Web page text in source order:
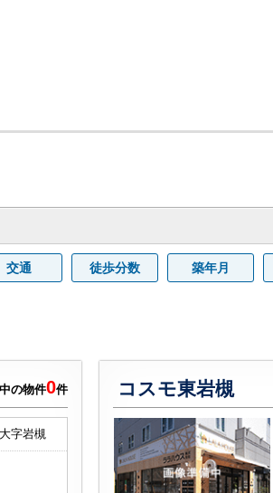
交通 徒歩分数 築年月
の物件0件
字岩槻
コスモ東岩槻